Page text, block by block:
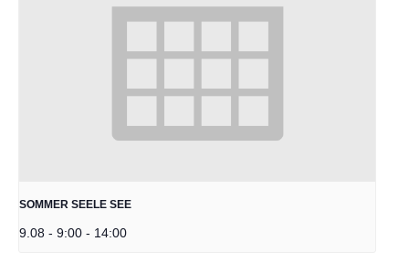
SOMMER SEELE SEE
9.08 - 9:00 - 14:00